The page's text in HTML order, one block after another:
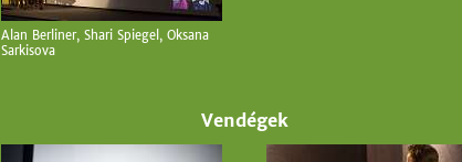
Alan Berliner, Shari Spiegel, Oksana
Sarkisova
Vendégek